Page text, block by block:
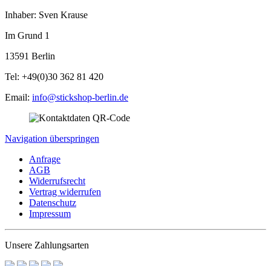
Inhaber: Sven Krause
Im Grund 1
13591 Berlin
Tel: +49(0)30 362 81 420
Email: info@stickshop-berlin.de
Navigation überspringen
Anfrage
AGB
Widerrufsrecht
Vertrag widerrufen
Datenschutz
Impressum
Unsere Zahlungsarten